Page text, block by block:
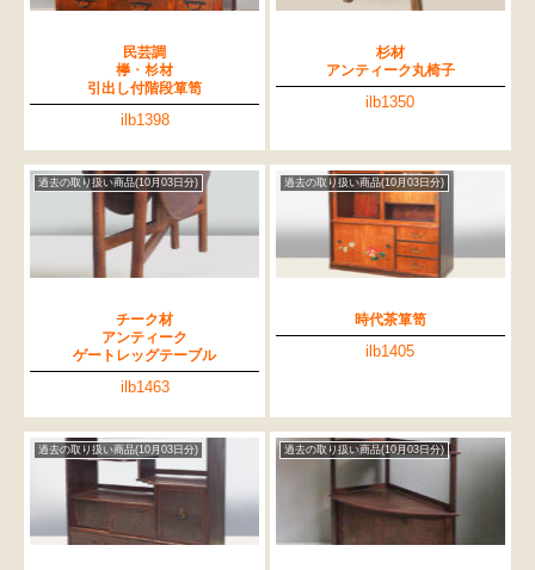
民芸調
﨔・杉材
引出し付階段箪笥
ilb1398
杉材
アンティーク丸椅子
ilb1350
過去の取り扱い商品(10月03日分)
チーク材
アンティーク
ゲートレッグテーブル
ilb1463
過去の取り扱い商品(10月03日分)
時代茶箪笥
ilb1405
過去の取り扱い商品(10月03日分) 過去の取り扱い商品(10月03日分)